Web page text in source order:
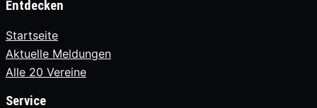
Entdecken
Startseite
Aktuelle Meldungen
Alle 20 Vereine
Service